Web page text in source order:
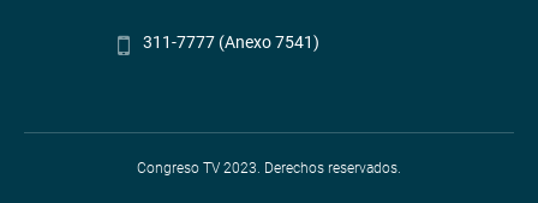
311-7777 (Anexo 7541)
Congreso TV 2023. Derechos reservados.